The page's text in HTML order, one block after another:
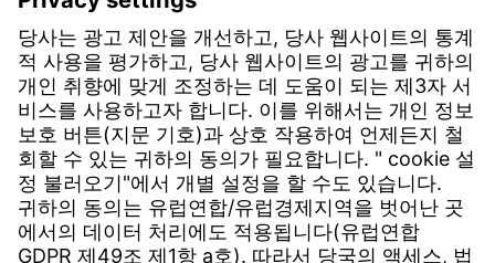
고객문의
사업장 소개
문의하기
서비스